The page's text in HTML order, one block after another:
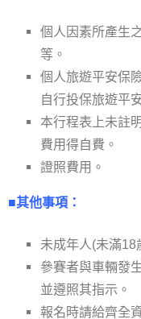
個人因素所產生
等。
個人旅遊平安保
自行投保旅遊平
本行程表上未註
費用得自費。
證照費用。
■其他事項：
未成年人(未滿18
參賽者與車輛發
並遵照其指示。
報名時請給齊全